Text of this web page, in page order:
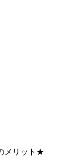
メリット★